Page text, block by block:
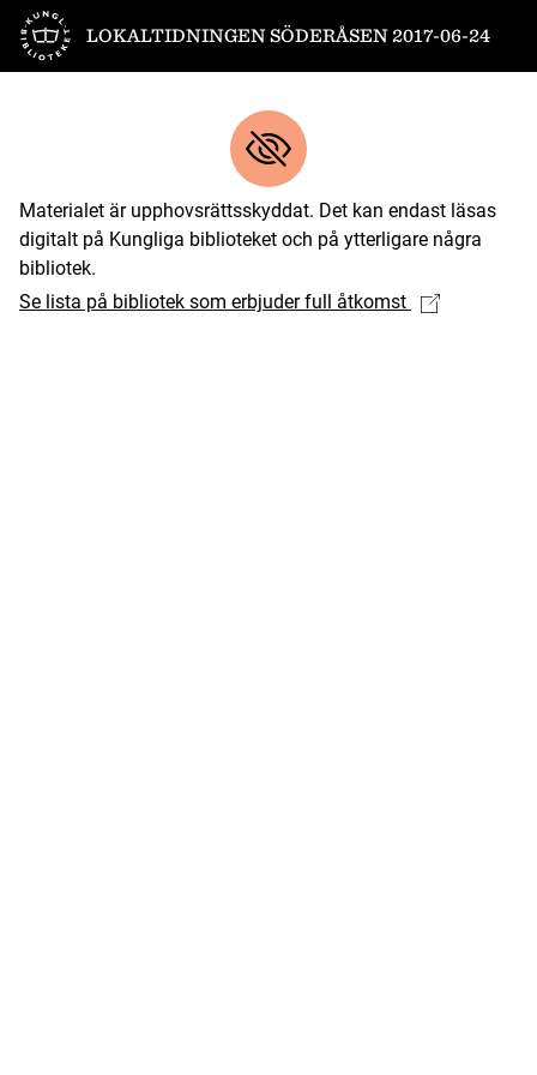
Till startsidan
LOKALTIDNINGEN SÖDERÅSEN 2017-06-24
Materialet är upphovsrättsskyddat. Det kan endast läsas
digitalt på Kungliga biblioteket och på ytterligare några
bibliotek.
Se lista på bibliotek som erbjuder full åtkomst